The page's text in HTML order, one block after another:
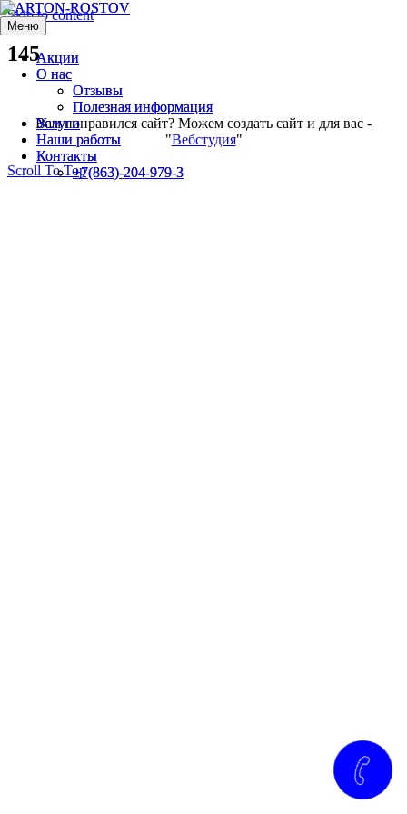
Skip to content
Меню
Акции
О нас
Отзывы
Полезная информация
Услуги
Наши работы
Контакты
+7(863)-204-979-3
Меню
Акции
О нас
Отзывы
Полезная информация
Услуги
Наши работы
Контакты
+7(863)-204-979-3
145
Вам понравился сайт? Можем создать сайт и для вас -
"Вебстудия"
Scroll To Top